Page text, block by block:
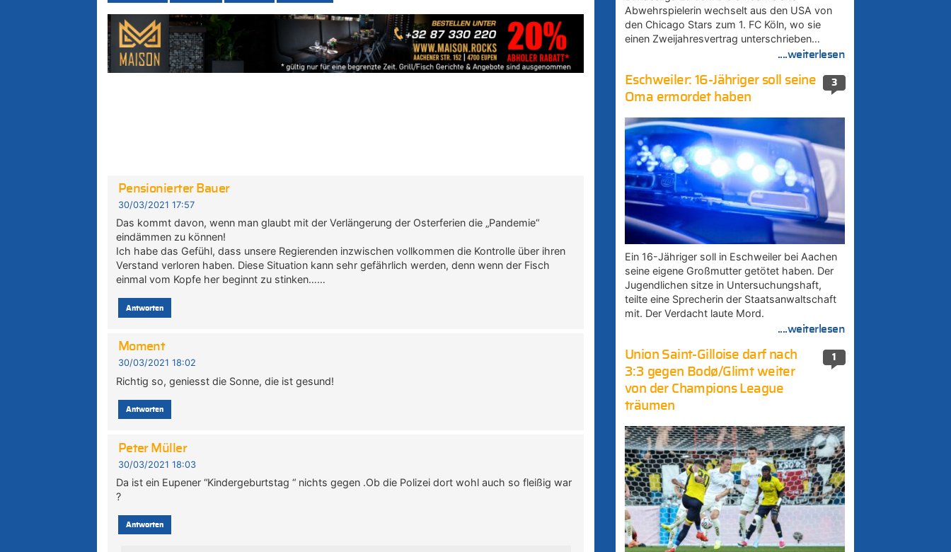
Pensionierter Bauer
30/03/2021 17:57
Das kommt davon, wenn man glaubt mit der Verlängerung der Osterferien die „Pandemie“
eindämmen zu können!
Ich habe das Gefühl, dass unsere Regierenden inzwischen vollkommen die Kontrolle über ihren
Verstand verloren haben. Diese Situation kann sehr gefährlich werden, denn wenn der Fisch
einmal vom Kopfe her beginnt zu stinken……
Antworten
Moment
30/03/2021 18:02
Richtig so, geniesst die Sonne, die ist gesund!
Antworten
Peter Müller
30/03/2021 18:03
Da ist ein Eupener “Kindergeburtstag “ nichts gegen .Ob die Polizei dort wohl auch so fleißig war
?
Antworten
Abwehrspielerin wechselt aus den USA von
den Chicago Stars zum 1. FC Köln, wo sie
einen Zweijahresvertrag unterschrieben…
....weiterlesen
3
Eschweiler: 16-Jähriger soll seine
Oma ermordet haben
Ein 16-Jähriger soll in Eschweiler bei Aachen
seine eigene Großmutter getötet haben. Der
Jugendlichen sitze in Untersuchungshaft,
teilte eine Sprecherin der Staatsanwaltschaft
mit. Der Verdacht laute Mord.
....weiterlesen
1
Union Saint-Gilloise darf nach
3:3 gegen Bodø/Glimt weiter
von der Champions League
träumen